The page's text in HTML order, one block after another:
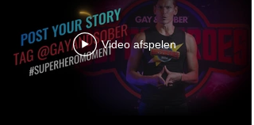
Video afspelen